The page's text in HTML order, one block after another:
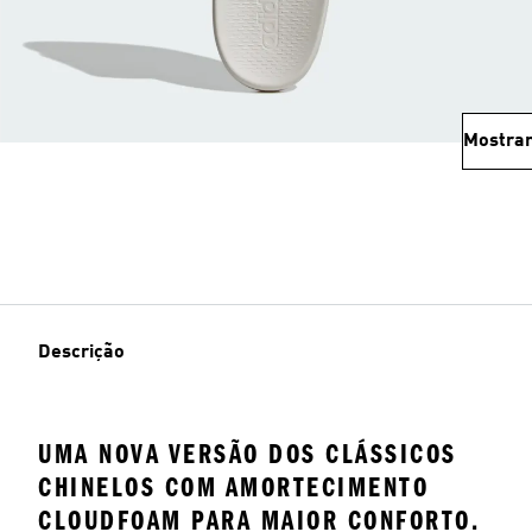
Descrição
UMA NOVA VERSÃO DOS CLÁSSICOS
CHINELOS COM AMORTECIMENTO
CLOUDFOAM PARA MAIOR CONFORTO.